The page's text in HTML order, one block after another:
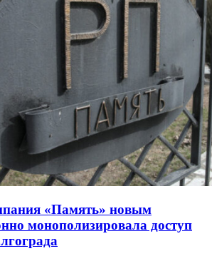
«Память» новым
монополизировала доступ